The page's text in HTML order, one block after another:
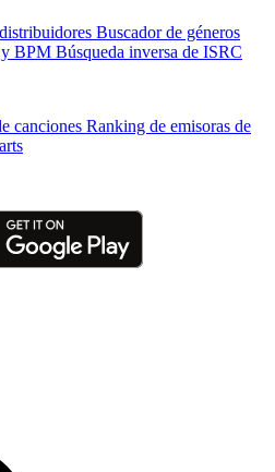
Buscador de géneros
BPM Búsqueda inversa de ISRC
canciones Ranking de emisoras de